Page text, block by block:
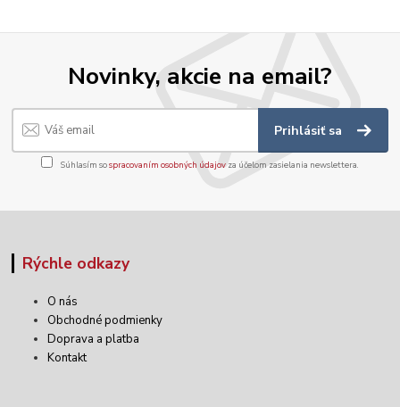
Novinky, akcie na email?
Prihlásiť sa
Súhlasím sospracovaním osobných údajov za účelom zasielania newslettera.
Rýchle odkazy
O nás
Obchodné podmienky
Doprava a platba
Kontakt